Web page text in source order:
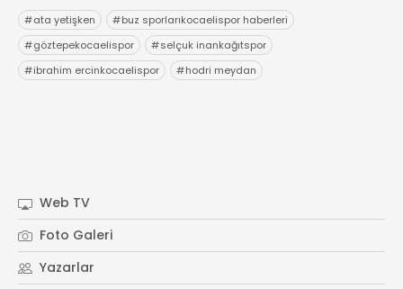
#ata yetişken #buz sporlarıkocaelispor haberleri
#göztepekocaelispor #selçuk inankağıtspor
#ibrahim ercinkocaelispor #hodri meydan
Web TV
Foto Galeri
Yazarlar